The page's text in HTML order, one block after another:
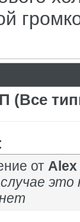
(Все
от Alex
это